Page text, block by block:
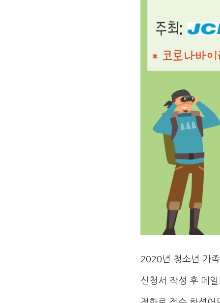
2020년 청소년 가
신청서 작성 후 메